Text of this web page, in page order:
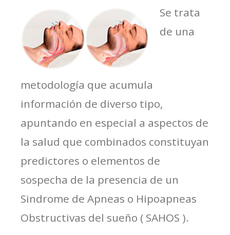
Se trata
de una
metodología que acumula
información de diverso tipo,
apuntando en especial a aspectos de
la salud que combinados constituyan
predictores o elementos de
sospecha de la presencia de un
Sindrome de Apneas o Hipoapneas
Obstructivas del sueño ( SAHOS ).